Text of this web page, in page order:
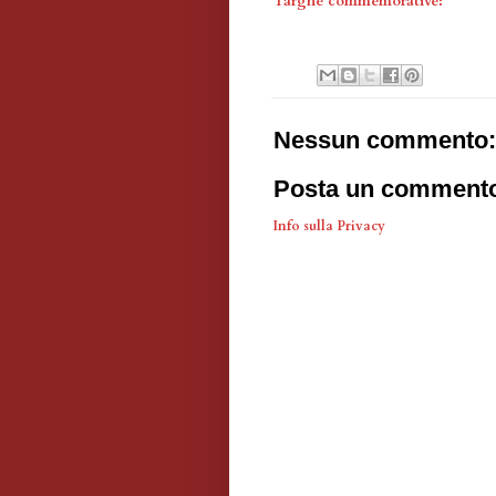
Nessun commento:
Posta un
Info sulla Privacy